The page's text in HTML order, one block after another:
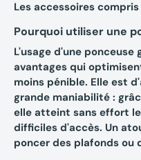
Les accessoires
Pourquoi utiliser une
L'usage d'une
avantages qui
moins pénible. Elle est
grande maniabilité :
elle atteint sans effort
difficiles d'accès. Un
poncer des plafonds ou